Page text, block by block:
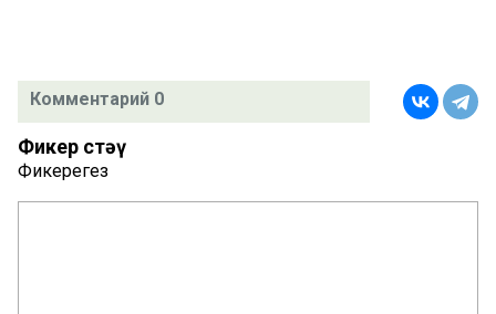
Комментарий 0
Фикер өстәү
Фикерегез